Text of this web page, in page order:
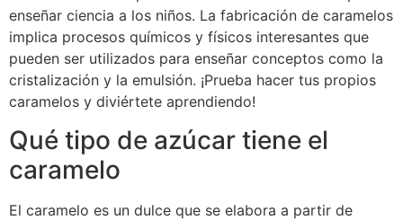
enseñar ciencia a los niños. La fabricación de caramelos
implica procesos químicos y físicos interesantes que
pueden ser utilizados para enseñar conceptos como la
cristalización y la emulsión. ¡Prueba hacer tus propios
caramelos y diviértete aprendiendo!
Qué tipo de azúcar tiene el
caramelo
El caramelo es un dulce que se elabora a partir de